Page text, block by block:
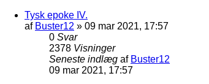
Tysk epoke IV.
af Buster12 » 09 mar 2021, 17:57
0 Svar
2378 Visninger
Seneste indlæg af Buster12
09 mar 2021, 17:57